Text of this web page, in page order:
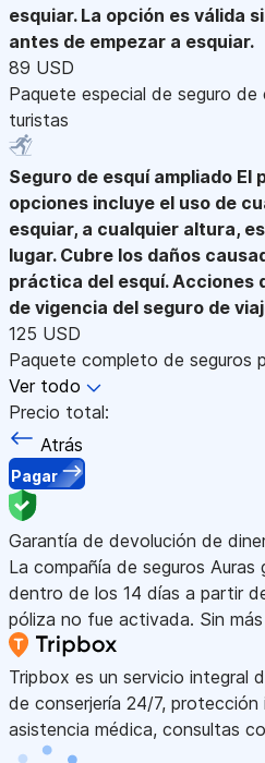
esquiar. La opción es válida
antes de empezar a esquiar.
89 USD
Paquete especial de seguro de
turistas
Seguro de esquí ampliado El
opciones incluye el uso de
esquiar, a cualquier altura,
lugar. Cubre los daños
práctica del esquí. Acciones
de vigencia del seguro de
125 USD
Paquete completo de seguros
Ver todo
Precio total:
Atrás
Pagar
Garantía de devolución de
La compañía de seguros Auras
dentro de los 14 días a partir
póliza no fue activada. Sin
Tripbox es un servicio integral
de conserjería 24/7, protección
asistencia médica, consultas